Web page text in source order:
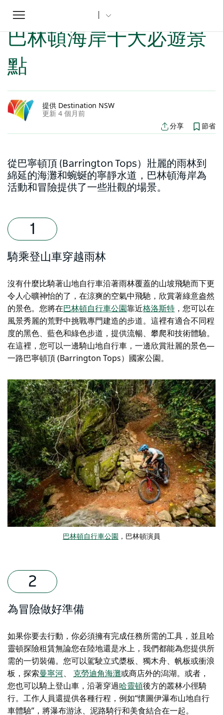
Toggle
navigation
家
巴林頓海岸十大必遊景
點
提供 Destination NSW
更新 4 個月前
分享 節省
從巴寧頓頂 (Barrington Tops）壯麗的雨林到
綿延的海灘和蜿蜒的寧靜水道，巴林頓海岸為
活動和冒險提供了一些壯觀的場景。
騎乘登山車穿越雨林
沒有什麼比騎著山地自行車沿著雨林覆蓋的山坡飛馳而下更
令人心曠神怡的了，在涼爽的空氣中飛馳，欣賞著綠意盎然
的景色。您將在巴林頓自行車公園靠近格洛斯特 ，您可以在
風景秀麗的荒野中挑戰專門建造的步道。這裡有適合不同程
度的黑色、藍色和綠色步道，提供流暢、攀爬和技術體驗。
在這裡，您可以一邊騎山地自行車，一邊欣賞壯麗的景色—
一路巴寧頓頂 (Barrington Tops）國家公園。
巴林頓自行車公園 ，巴林頓演員
為冒險做好準備
如果你要去行動，你必須擁有完成任務所需的工具，並且哈
靈頓探險租賃無論您在陸地還是水上，我們都能為您提供所
需的一切裝備。您可以駕駛立式槳板、獨木舟、帆板或衝浪
板，探索曼寧河、 克勞迪角海灘或商店外的潟湖。或者，
您也可以騎上登山車，沿著穿過哈靈頓後方的叢林小徑騎
行。工作人員還提供各種行程，例如“懷圖伊瀑布山地自行
車體驗”，將瀑布游泳、泥路騎行和美食結合在一起。